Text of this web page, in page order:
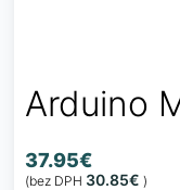
Arduino
37.95€
(bez DPH 30.85€ )